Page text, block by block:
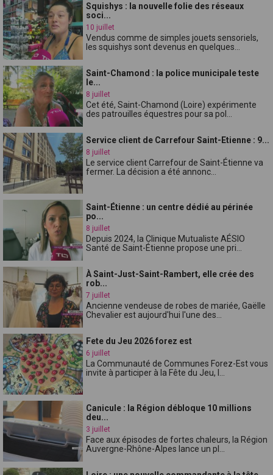
Squishys : la nouvelle folie des réseaux
soci...
10 juillet
Vendus comme de simples jouets sensoriels,
les squishys sont devenus en quelques...
Saint-Chamond : la police municipale teste
le...
8 juillet
Cet été, Saint-Chamond (Loire) expérimente
des patrouilles équestres pour sa pol...
Service client de Carrefour Saint-Etienne : 9...
8 juillet
Le service client Carrefour de Saint-Étienne va
fermer. La décision a été annonc...
Saint-Étienne : un centre dédié au périnée
po...
8 juillet
Depuis 2024, la Clinique Mutualiste AÉSIO
Santé de Saint-Étienne propose une pri...
À Saint-Just-Saint-Rambert, elle crée des
rob...
7 juillet
Ancienne vendeuse de robes de mariée, Gaëlle
Chevalier est aujourd'hui l'une des...
Fete du Jeu 2026 forez est
6 juillet
La Communauté de Communes Forez-Est vous
invite à participer à la Fête du Jeu, l...
Canicule : la Région débloque 10 millions
deu...
3 juillet
Face aux épisodes de fortes chaleurs, la Région
Auvergne-Rhône-Alpes lance un pl...